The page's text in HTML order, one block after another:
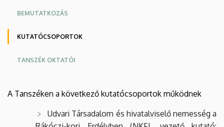
Kutatócsoportok
Történelmi
Oldalmenü
BEMUTATKOZÁS
KUTATÓCSOPORTOK
TANSZÉK OKTATÓI
A Tanszéken a következő kutatócsoportok működnek
Udvari Társadalom és hivatalviselő nemesség a